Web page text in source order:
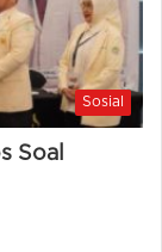
Sosial
Soal